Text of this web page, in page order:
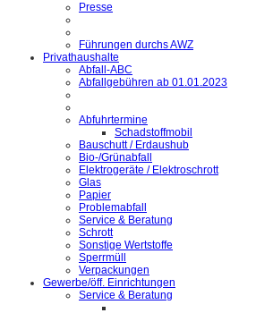
Presse
Führungen durchs AWZ
Privathaushalte
Abfall-ABC
Abfallgebühren ab 01.01.2023
Abfuhrtermine
Schadstoffmobil
Bauschutt / Erdaushub
Bio-/Grünabfall
Elektrogeräte / Elektroschrott
Glas
Papier
Problemabfall
Service & Beratung
Schrott
Sonstige Wertstoffe
Sperrmüll
Verpackungen
Gewerbe/öff. Einrichtungen
Service & Beratung